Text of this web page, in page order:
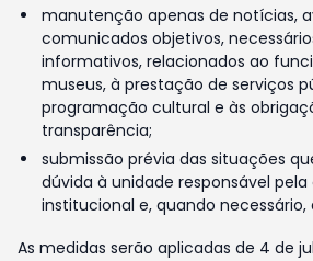
manutenção apenas de notícias,
comunicados objetivos,
informativos, relacionados ao
museus, à prestação de serviços
programação cultural e às
transparência;
submissão prévia das situações
dúvida à unidade responsável
institucional e, quando necessário,
As medidas serão aplicadas de 4 de